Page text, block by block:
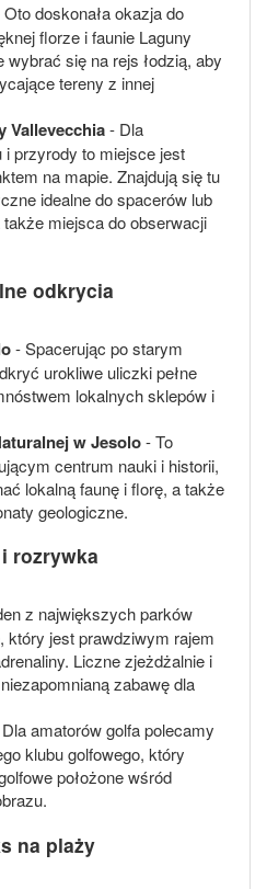
Oto doskonała okazja do
florze i faunie Laguny
się na rejs łodzią, aby
tereny z innej
Vallevecchia- Dla
i przyrody to miejsce jest
na mapie. Znajdują się tu
idealne do spacerów lub
miejsca do obserwacji
odkrycia
- Spacerując po starym
urokliwe uliczki pełne
lokalnych sklepów i
w Jesolo- To
centrum nauki i historii,
lokalną faunę i florę, a także
geologiczne.
rozrywka
z największych parków
który jest prawdziwym rajem
Liczne zjeżdżalnie i
zabawę dla
amatorów golfa polecamy
klubu golfowego, który
położone wśród
na plaży